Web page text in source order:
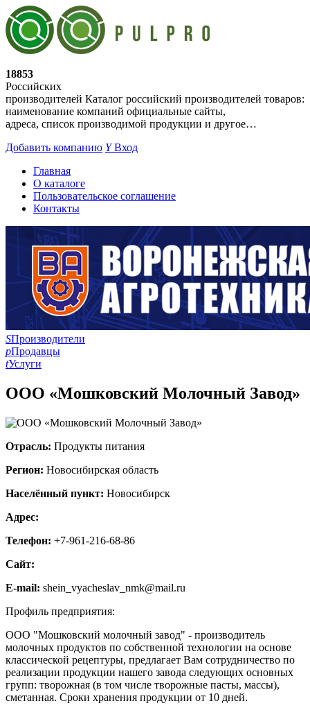
18853
Российских
производителей Каталог российский производителей товаров:
наименование компаний официальные сайты,
адреса, список производимой продукции и другое…
Добавить компанию YВход
Главная
О каталоге
Пользовательское соглашение
Контакты
SПроизводители
pПродавцы
tУслуги
ООО «Мошковский Молочный Завод»
Отрасль: Продукты питания
Регион: Новосибирская область
Населённый пункт: Новосибирск
Адрес:
Телефон: +7-961-216-68-86
Сайт:
E-mail: shein_vyacheslav_nmk@mail.ru
Профиль предприятия:
ООО "Мошковский молочный завод" - производитель
молочных продуктов по собственной технологии на основе
классической рецептуры, предлагает Вам сотрудничество по
реализации продукции нашего завода следующих основных
групп: творожная (в том числе творожные пасты, массы),
сметанная. Сроки хранения продукции от 10 дней.